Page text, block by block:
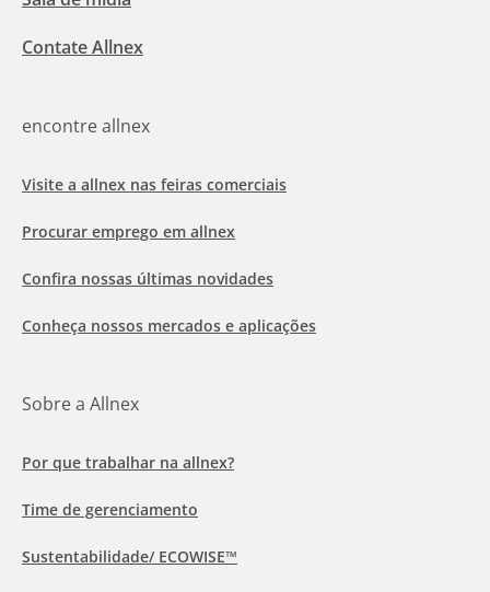
Contate Allnex
encontre allnex
Visite a allnex nas feiras comerciais
Procurar emprego em allnex
Confira nossas últimas novidades
Conheça nossos mercados e aplicações
Sobre a Allnex
Por que trabalhar na allnex?
Time de gerenciamento
Sustentabilidade/ ECOWISE™